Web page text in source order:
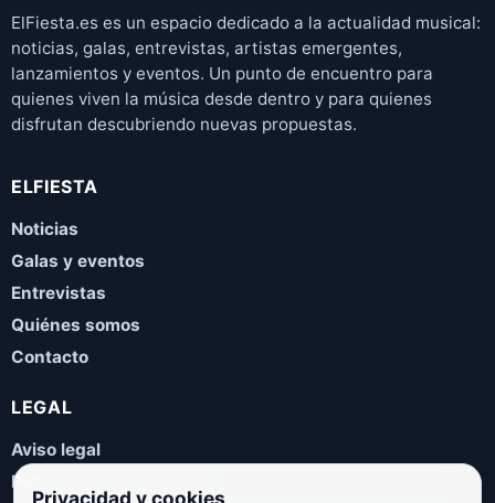
ElFiesta.es es un espacio dedicado a la actualidad musical:
noticias, galas, entrevistas, artistas emergentes,
lanzamientos y eventos. Un punto de encuentro para
quienes viven la música desde dentro y para quienes
disfrutan descubriendo nuevas propuestas.
ELFIESTA
Noticias
Galas y eventos
Entrevistas
Quiénes somos
Contacto
LEGAL
Aviso legal
Política de privacidad
Privacidad y cookies